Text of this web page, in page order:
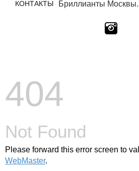
КОНТАКТЫ
Бриллианты Москвы.
404
Not Found
Please forward this error screen to
WebMaster.